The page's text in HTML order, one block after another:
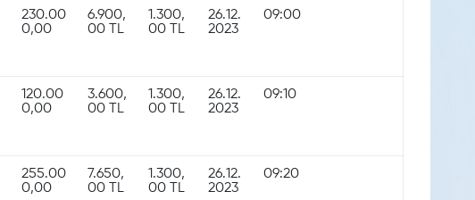
230.00
0,00
6.900,
00 TL
1.300,
00 TL
26.12.
2023
09:00
120.00
0,00
3.600,
00 TL
1.300,
00 TL
26.12.
2023
09:10
255.00
0,00
7.650,
00 TL
1.300,
00 TL
26.12.
2023
09:20